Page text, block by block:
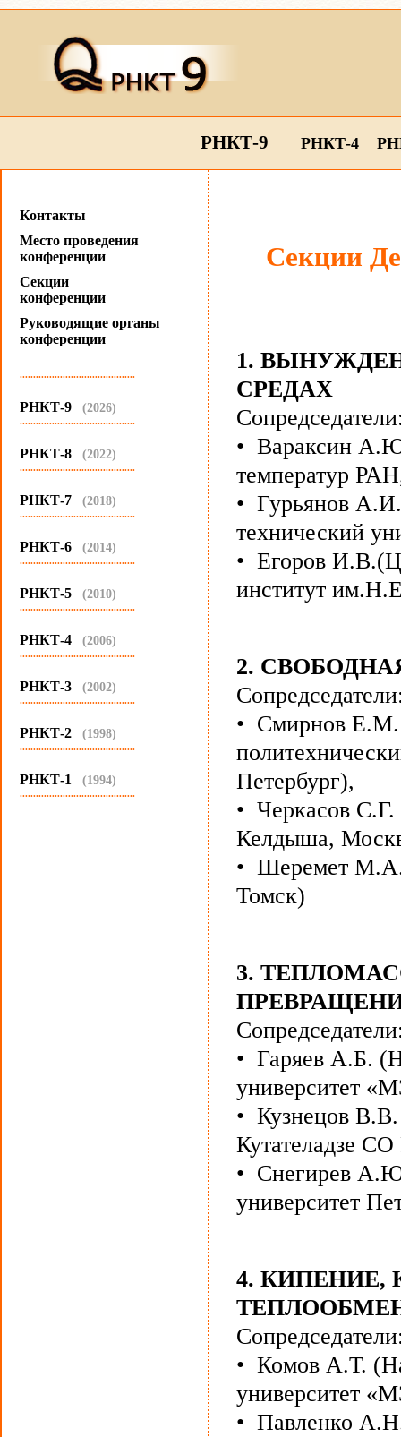
РНКТ-9 РНКТ-4
Контакты
Место проведения
конференции
Секции
конференции
Руководящие органы
конференции
...........................................
РНКТ-9 (2026)
...........................................
РНКТ-8 (2022)
...........................................
РНКТ-7 (2018)
...........................................
РНКТ-6 (2014)
...........................................
РНКТ-5 (2010)
...........................................
РНКТ-4 (2006)
...........................................
РНКТ-3 (2002)
...........................................
РНКТ-2 (1998)
...........................................
РНКТ-1 (1994)
...........................................
Cекции
1.
СРЕДАХ
• Вараксин
температур
• Гурьянов
технический
• Егоров
институт
2.
• Смирнов Е.М.
Петербург),
• Черкасов
Келдыша,
• Шеремет М.А.
Томск)
3.
• Гаряев А.Б.
университет
• Кузнецов
Кутателадзе
• Снегирев
университет
4. КИПЕНИЕ,
• Комов А.Т.
университет
• Павленко